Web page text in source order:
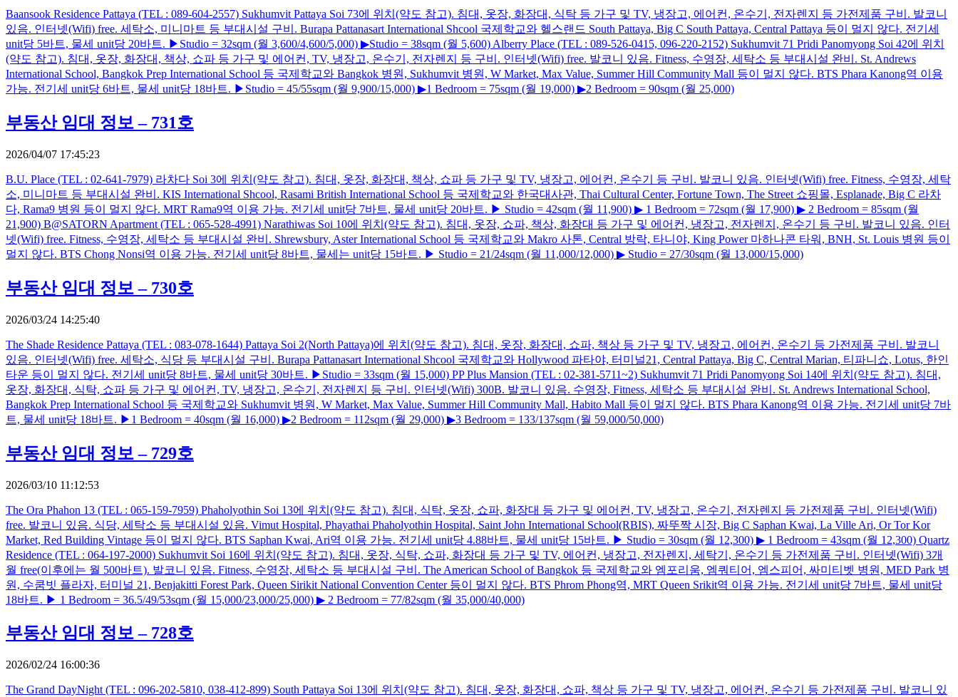
Baansook Residence Pattaya (TEL : 089-604-2557) Sukhumvit Pattaya Soi 73에 위치(약도 참고). 침대, 옷장, 화장대, 식탁 등 가구 및 TV, 냉장고, 에어컨, 온수기, 전자렌지 등 가전제품 구비. 발코니
있음. 인터넷(Wifi) free. 세탁소, 미니마트 등 부대시설 구비. Burapa Pattanasart International Shcool 국제학교와 헬스랜드 South Pattaya, Big C South Pattaya, Central Pattaya 등이 멀지 않다. 전기세
unit당 5바트, 물세 unit당 20바트. ▶Studio = 32sqm (월 3,600/4,600/5,000) ▶Studio = 38sqm (월 5,600) Alberry Place (TEL : 089-526-0415, 096-220-2152) Sukhumvit 71 Pridi Panomyong Soi 42에 위치
(약도 참고). 침대, 옷장, 화장대, 책상, 쇼파 등 가구 및 에어컨, TV, 냉장고, 온수기, 전자렌지 등 구비. 인터넷(Wifi) free. 발코니 있음. Fitness, 수영장, 세탁소 등 부대시설 완비. St. Andrews
International School, Bangkok Prep International School 등 국제학교와 Bangkok 병원, Sukhumvit 병원, W Market, Max Value, Summer Hill Community Mall 등이 멀지 않다. BTS Phara Kanong역 이용
가능. 전기세 unit당 6바트, 물세 unit당 18바트. ▶Studio = 45/55sqm (월 9,900/15,000) ▶1 Bedroom = 75sqm (월 19,000) ▶2 Bedroom = 90sqm (월 25,000)
부동산 임대 정보 – 731호
2026/04/07 17:45:23
B.U. Place (TEL : 02-641-7979) 라차다 Soi 3에 위치(약도 참고). 침대, 옷장, 화장대, 책상, 쇼파 등 가구 및 TV, 냉장고, 에어컨, 온수기 등 구비. 발코니 있음. 인터넷(Wifi) free. Fitness, 수영장, 세탁
소, 미니마트 등 부대시설 완비. KIS International Shcool, Rasami British International School 등 국제학교와 한국대사관, Thai Cultural Center, Fortune Town, The Street 쇼핑몰, Esplanade, Big C 라차
다, Rama9 병원 등이 멀지 않다. MRT Rama9역 이용 가능. 전기세 unit당 7바트, 물세 unit당 20바트. ▶ Studio = 42sqm (월 11,900) ▶ 1 Bedroom = 72sqm (월 17,900) ▶ 2 Bedroom = 85sqm (월
21,900) B@SATORN Apartment (TEL : 065-528-4991) Narathiwas Soi 10에 위치(약도 참고). 침대, 옷장, 쇼파, 책상, 화장대 등 가구 및 에어컨, 냉장고, 전자렌지, 온수기 등 구비. 발코니 있음. 인터
넷(Wifi) free. Fitness, 수영장, 세탁소 등 부대시설 완비. Shrewsbury, Aster International School 등 국제학교와 Makro 사톤, Central 방락, 타니야, King Power 마하나콘 타워, BNH, St. Louis 병원 등이
멀지 않다. BTS Chong Nonsi역 이용 가능. 전기세 unit당 8바트, 물세는 unit당 15바트. ▶ Studio = 21/24sqm (월 11,000/12,000) ▶ Studio = 27/30sqm (월 13,000/15,000)
부동산 임대 정보 – 730호
2026/03/24 14:25:40
The Shade Residence Pattaya (TEL : 083-078-1644) Pattaya Soi 2(North Pattaya)에 위치(약도 참고). 침대, 옷장, 화장대, 쇼파, 책상 등 가구 및 TV, 냉장고, 에어컨, 온수기 등 가전제품 구비. 발코니
있음. 인터넷(Wifi) free. 세탁소, 식당 등 부대시설 구비. Burapa Pattanasart International Shcool 국제학교와 Hollywood 파타야, 터미널21, Central Pattaya, Big C, Central Marian, 티파니쇼, Lotus, 한인
타운 등이 멀지 않다. 전기세 unit당 8바트, 물세 unit당 30바트. ▶Studio = 33sqm (월 15,000) PP Plus Mansion (TEL : 02-381-5711~2) Sukhumvit 71 Pridi Panomyong Soi 14에 위치(약도 참고). 침대,
옷장, 화장대, 식탁, 쇼파 등 가구 및 에어컨, TV, 냉장고, 온수기, 전자렌지 등 구비. 인터넷(Wifi) 300B. 발코니 있음. 수영장, Fitness, 세탁소 등 부대시설 완비. St. Andrews International School,
Bangkok Prep International School 등 국제학교와 Sukhumvit 병원, W Market, Max Value, Summer Hill Community Mall, Habito Mall 등이 멀지 않다. BTS Phara Kanong역 이용 가능. 전기세 unit당 7바
트, 물세 unit당 18바트. ▶1 Bedroom = 40sqm (월 16,000) ▶2 Bedroom = 112sqm (월 29,000) ▶3 Bedroom = 133/137sqm (월 59,000/50,000)
부동산 임대 정보 – 729호
2026/03/10 11:12:53
The Ora Phahon 13 (TEL : 065-159-7959) Phaholyothin Soi 13에 위치(약도 참고). 침대, 식탁, 옷장, 쇼파, 화장대 등 가구 및 에어컨, TV, 냉장고, 온수기, 전자렌지 등 가전제품 구비. 인터넷(Wifi)
free. 발코니 있음. 식당, 세탁소 등 부대시설 있음. Vimut Hospital, Phayathai Phaholyothin Hospital, Saint John International School(RBIS), 짜뚜짝 시장, Big C Saphan Kwai, La Ville Ari, Or Tor Kor
Market, Red Building Vintage 등이 멀지 않다. BTS Saphan Kwai, Ari역 이용 가능. 전기세 unit당 4.88바트, 물세 unit당 15바트. ▶ Studio = 30sqm (월 12,300) ▶ 1 Bedroom = 43sqm (월 12,300) Quartz
Residence (TEL : 064-197-2000) Sukhumvit Soi 16에 위치(약도 참고). 침대, 옷장, 식탁, 쇼파, 화장대 등 가구 및 TV, 에어컨, 냉장고, 전자렌지, 세탁기, 온수기 등 가전제품 구비. 인터넷(Wifi) 3개
월 free(이후에는 월 500바트). 발코니 있음. Fitness, 수영장, 세탁소 등 부대시설 구비. The American School of Bangkok 등 국제학교와 엠포리움, 엠쿼티어, 엠스피어, 싸미티벳 병원, MED Park 병
원, 수쿰빗 플라자, 터미널 21, Benjakitti Forest Park, Queen Sirikit National Convention Center 등이 멀지 않다. BTS Phrom Phong역, MRT Queen Srikit역 이용 가능. 전기세 unit당 7바트, 물세 unit당
18바트. ▶ 1 Bedroom = 36.5/49/53sqm (월 15,000/23,000/25,000) ▶ 2 Bedroom = 77/82sqm (월 35,000/40,000)
부동산 임대 정보 – 728호
2026/02/24 16:00:36
The Grand DayNight (TEL : 096-202-5810, 038-412-899) South Pattaya Soi 13에 위치(약도 참고). 침대, 옷장, 화장대, 쇼파, 책상 등 가구 및 TV, 냉장고, 에어컨, 온수기 등 가전제품 구비. 발코니 있